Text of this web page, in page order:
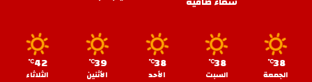
38
℃
الجمعة
38
℃
السبت
38
℃
الأحد
39
℃
الأثنين
42
℃
الثلاثاء